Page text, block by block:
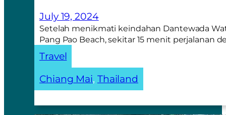
July 19, 2024
Setelah menikmati keindahan Dantewada
Pang Pao Beach, sekitar 15 menit perjalanan
Travel
Chiang Mai, Thailand